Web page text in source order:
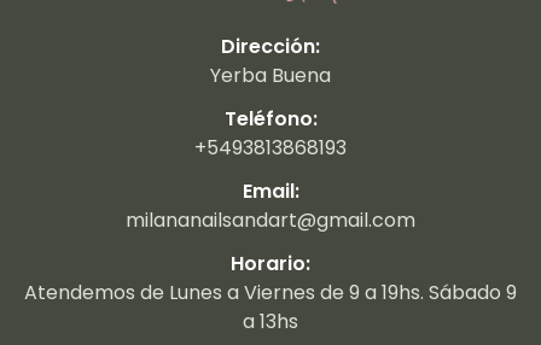
Dirección:
Yerba Buena
Teléfono:
+5493813868193
Email:
milananailsandart@gmail.com
Horario:
Atendemos de Lunes a Viernes de 9 a 19hs. Sábado 9
a 13hs